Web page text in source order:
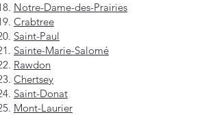
Notre-Dame-des-Prairies
Crabtree
Saint-Paul
Sainte-Marie-Salomé
Rawdon
Chertsey
Saint-Donat
Mont-Laurier